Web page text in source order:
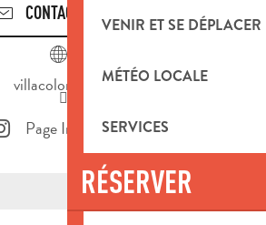
VENIR ET SE DÉPLACER
MÉTÉO LOCALE
SERVICES
RÉSERVER
CONTACTEZ-NOUS
villacolombia.fr
Page Instagram